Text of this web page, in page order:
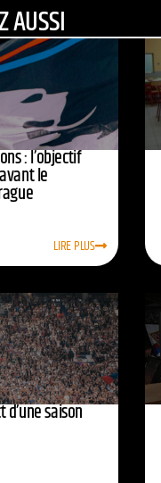
AUSSI
: l’objectif
le
LIRE PLUS
d’une saison